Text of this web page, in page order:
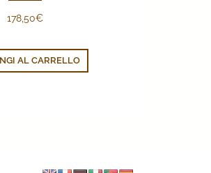
178,50€
AL CARRELLO